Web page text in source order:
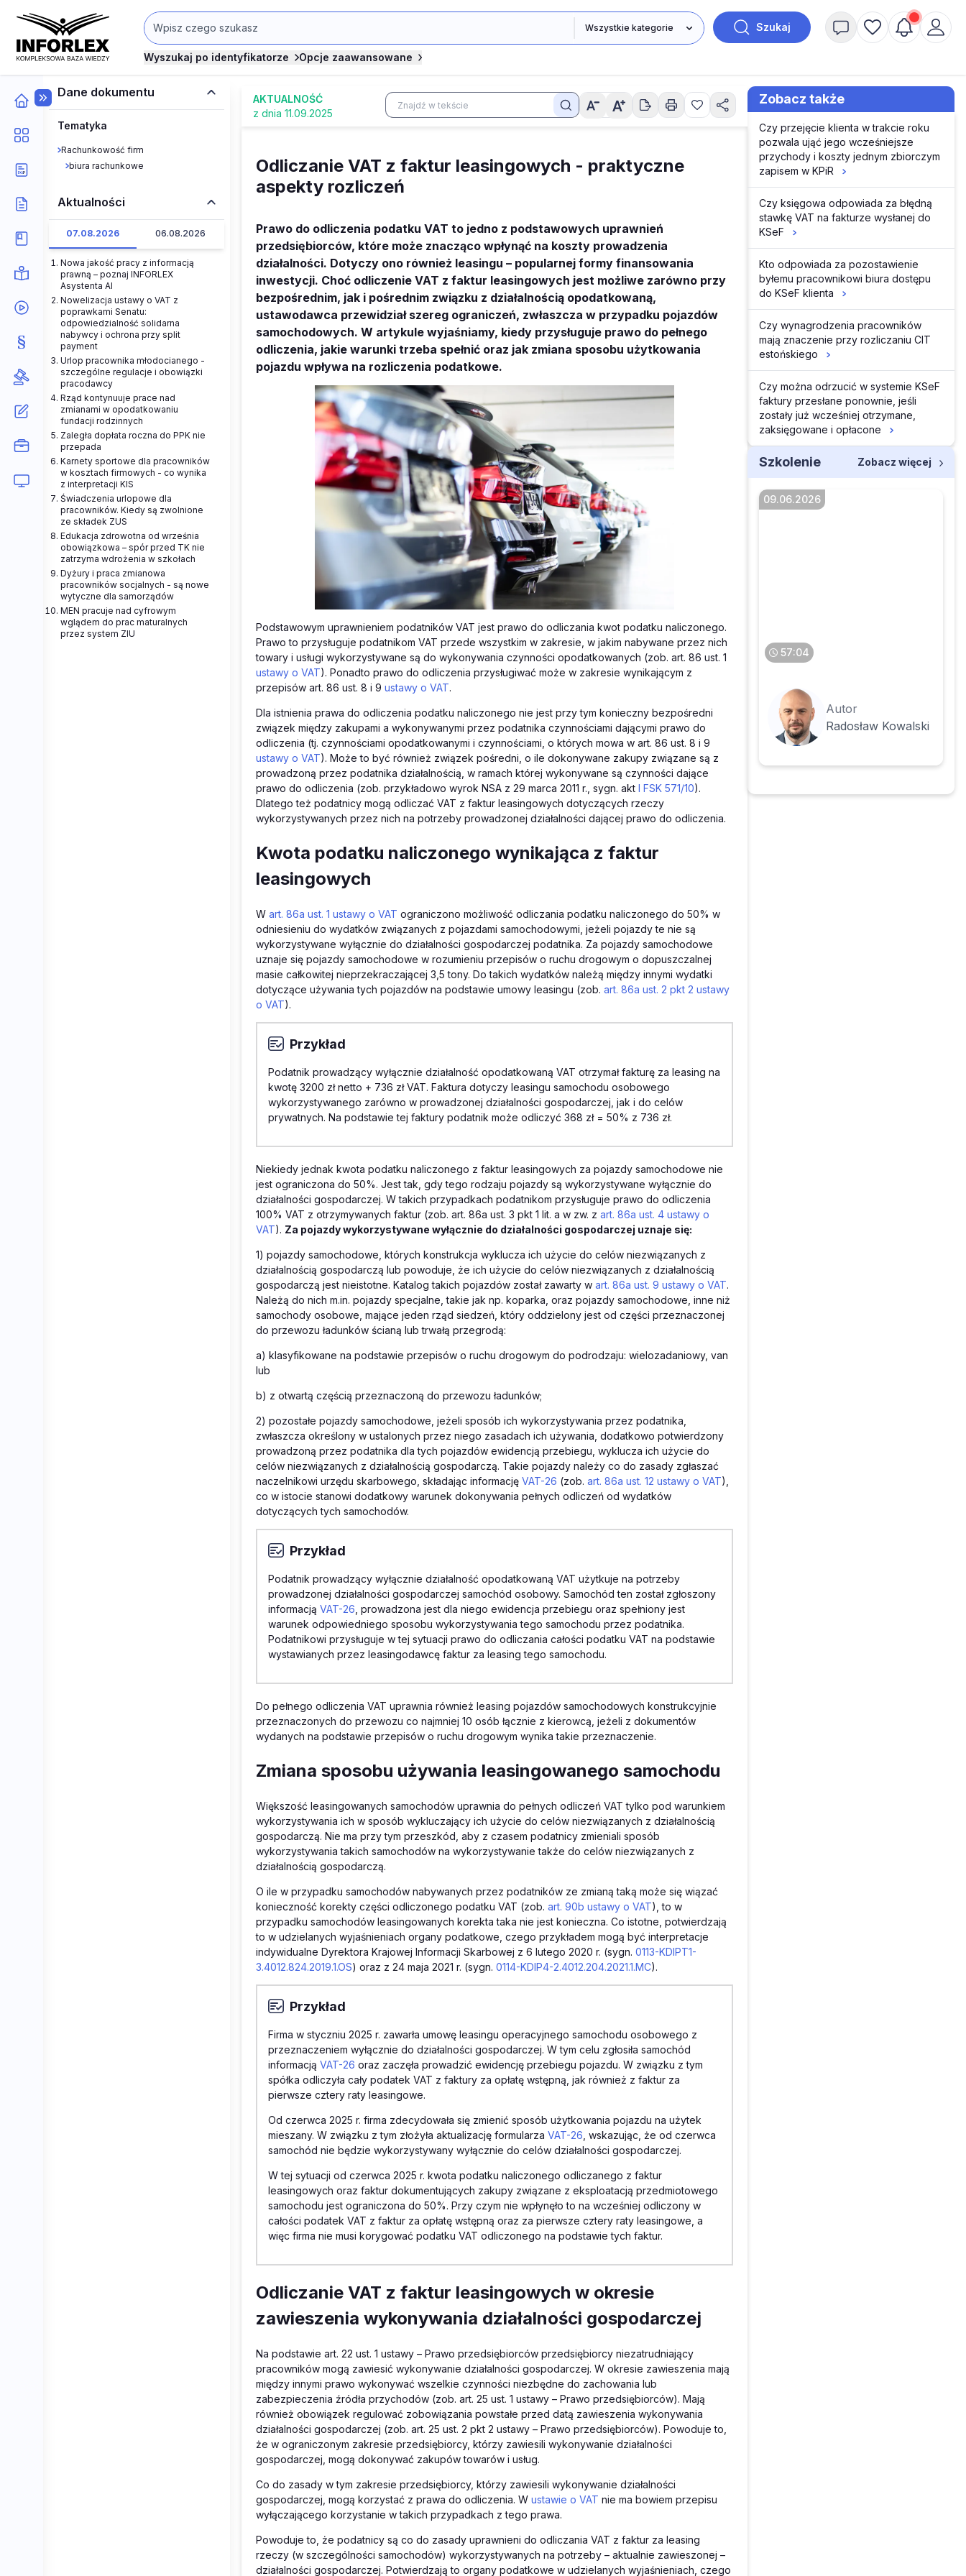
Szukaj
Wyszukaj po identyfikatorze Opcje zaawansowane
Dane dokumentu
Tematyka
Rachunkowość firm
biura rachunkowe
Aktualności
07.08.2026 06.08.2026
Nowa jakość pracy z informacją
prawną – poznaj INFORLEX
Asystenta AI
Nowelizacja ustawy o VAT z
poprawkami Senatu:
odpowiedzialność solidarna
nabywcy i ochrona przy split
payment
Urlop pracownika młodocianego -
szczególne regulacje i obowiązki
pracodawcy
Rząd kontynuuje prace nad
zmianami w opodatkowaniu
fundacji rodzinnych
Zaległa dopłata roczna do PPK nie
przepada
Karnety sportowe dla pracowników
w kosztach firmowych - co wynika
z interpretacji KIS
Świadczenia urlopowe dla
pracowników. Kiedy są zwolnione
ze składek ZUS
Edukacja zdrowotna od września
obowiązkowa – spór przed TK nie
zatrzyma wdrożenia w szkołach
Dyżury i praca zmianowa
pracowników socjalnych - są nowe
wytyczne dla samorządów
MEN pracuje nad cyfrowym
wglądem do prac maturalnych
przez system ZIU
AKTUALNOŚĆ
z dnia 11.09.2025
Odliczanie VAT z faktur leasingowych - praktyczne
aspekty rozliczeń
Prawo do odliczenia podatku VAT to jedno z podstawowych uprawnień
przedsiębiorców, które może znacząco wpłynąć na koszty prowadzenia
działalności. Dotyczy ono również leasingu – popularnej formy finansowania
inwestycji. Choć odliczenie VAT z faktur leasingowych jest możliwe zarówno przy
bezpośrednim, jak i pośrednim związku z działalnością opodatkowaną,
ustawodawca przewidział szereg ograniczeń, zwłaszcza w przypadku pojazdów
samochodowych. W artykule wyjaśniamy, kiedy przysługuje prawo do pełnego
odliczenia, jakie warunki trzeba spełnić oraz jak zmiana sposobu użytkowania
pojazdu wpływa na rozliczenia podatkowe.
Podstawowym uprawnieniem podatników VAT jest prawo do odliczania kwot podatku naliczonego.
Prawo to przysługuje podatnikom VAT przede wszystkim w zakresie, w jakim nabywane przez nich
towary i usługi wykorzystywane są do wykonywania czynności opodatkowanych (zob. art. 86 ust. 1
ustawy o VAT). Ponadto prawo do odliczenia przysługiwać może w zakresie wynikającym z
przepisów art. 86 ust. 8 i 9 ustawy o VAT.
Dla istnienia prawa do odliczenia podatku naliczonego nie jest przy tym konieczny bezpośredni
związek między zakupami a wykonywanymi przez podatnika czynnościami dającymi prawo do
odliczenia (tj. czynnościami opodatkowanymi i czynnościami, o których mowa w art. 86 ust. 8 i 9
ustawy o VAT). Może to być również związek pośredni, o ile dokonywane zakupy związane są z
prowadzoną przez podatnika działalnością, w ramach której wykonywane są czynności dające
prawo do odliczenia (zob. przykładowo wyrok NSA z 29 marca 2011 r., sygn. akt I FSK 571/10).
Dlatego też podatnicy mogą odliczać VAT z faktur leasingowych dotyczących rzeczy
wykorzystywanych przez nich na potrzeby prowadzonej działalności dającej prawo do odliczenia.
Kwota podatku naliczonego wynikająca z faktur
leasingowych
W art. 86a ust. 1 ustawy o VAT ograniczono możliwość odliczania podatku naliczonego do 50% w
odniesieniu do wydatków związanych z pojazdami samochodowymi, jeżeli pojazdy te nie są
wykorzystywane wyłącznie do działalności gospodarczej podatnika. Za pojazdy samochodowe
uznaje się pojazdy samochodowe w rozumieniu przepisów o ruchu drogowym o dopuszczalnej
masie całkowitej nieprzekraczającej 3,5 tony. Do takich wydatków należą między innymi wydatki
dotyczące używania tych pojazdów na podstawie umowy leasingu (zob. art. 86a ust. 2 pkt 2 ustawy
o VAT).
Przykład
Podatnik prowadzący wyłącznie działalność opodatkowaną VAT otrzymał fakturę za leasing na
kwotę 3200 zł netto + 736 zł VAT. Faktura dotyczy leasingu samochodu osobowego
wykorzystywanego zarówno w prowadzonej działalności gospodarczej, jak i do celów
prywatnych. Na podstawie tej faktury podatnik może odliczyć 368 zł = 50% z 736 zł.
Niekiedy jednak kwota podatku naliczonego z faktur leasingowych za pojazdy samochodowe nie
jest ograniczona do 50%. Jest tak, gdy tego rodzaju pojazdy są wykorzystywane wyłącznie do
działalności gospodarczej. W takich przypadkach podatnikom przysługuje prawo do odliczenia
100% VAT z otrzymywanych faktur (zob. art. 86a ust. 3 pkt 1 lit. a w zw. z art. 86a ust. 4 ustawy o
VAT). Za pojazdy wykorzystywane wyłącznie do działalności gospodarczej uznaje się:
1) pojazdy samochodowe, których konstrukcja wyklucza ich użycie do celów niezwiązanych z
działalnością gospodarczą lub powoduje, że ich użycie do celów niezwiązanych z działalnością
gospodarczą jest nieistotne. Katalog takich pojazdów został zawarty w art. 86a ust. 9 ustawy o VAT.
Należą do nich m.in. pojazdy specjalne, takie jak np. koparka , oraz pojazdy samochodowe, inne niż
samochody osobowe, mające jeden rząd siedzeń, który oddzielony jest od części przeznaczonej
do przewozu ładunków ścianą lub trwałą przegrodą:
a) klasyfikowane na podstawie przepisów o ruchu drogowym do podrodzaju: wielozadaniowy, van
lub
b) z otwartą częścią przeznaczoną do przewozu ładunków;
2) pozostałe pojazdy samochodowe, jeżeli sposób ich wykorzystywania przez podatnika,
zwłaszcza określony w ustalonych przez niego zasadach ich używania, dodatkowo potwierdzony
prowadzoną przez podatnika dla tych pojazdów ewidencją przebiegu, wyklucza ich użycie do
celów niezwiązanych z działalnością gospodarczą. Takie pojazdy należy co do zasady zgłaszać
naczelnikowi urzędu skarbowego, składając informację VAT-26 (zob. art. 86a ust. 12 ustawy o VAT),
co w istocie stanowi dodatkowy warunek dokonywania pełnych odliczeń od wydatków
dotyczących tych samochodów.
Przykład
Podatnik prowadzący wyłącznie działalność opodatkowaną VAT użytkuje na potrzeby
prowadzonej działalności gospodarczej samochód osobowy. Samochód ten został zgłoszony
informacją VAT-26 , prowadzona jest dla niego ewidencja przebiegu oraz spełniony jest
warunek odpowiedniego sposobu wykorzystywania tego samochodu przez podatnika.
Podatnikowi przysługuje w tej sytuacji prawo do odliczania całości podatku VAT na podstawie
wystawianych przez leasingodawcę faktur za leasing tego samochodu.
Do pełnego odliczenia VAT uprawnia również leasing pojazdów samochodowych konstrukcyjnie
przeznaczonych do przewozu co najmniej 10 osób łącznie z kierowcą, jeżeli z dokumentów
wydanych na podstawie przepisów o ruchu drogowym wynika takie przeznaczenie.
Zmiana sposobu używania leasingowanego samochodu
Większość leasingowanych samochodów uprawnia do pełnych odliczeń VAT tylko pod warunkiem
wykorzystywania ich w sposób wykluczający ich użycie do celów niezwiązanych z działalnością
gospodarczą. Nie ma przy tym przeszkód, aby z czasem podatnicy zmieniali sposób
wykorzystywania takich samochodów na wykorzystywanie także do celów niezwiązanych z
działalnością gospodarczą.
O ile w przypadku samochodów nabywanych przez podatników ze zmianą taką może się wiązać
konieczność korekty części odliczonego podatku VAT (zob. art. 90b ustawy o VAT), to w
przypadku samochodów leasingowanych korekta taka nie jest konieczna. Co istotne, potwierdzają
to w udzielanych wyjaśnieniach organy podatkowe, czego przykładem mogą być interpretacje
indywidualne Dyrektora Krajowej Informacji Skarbowej z 6 lutego 2020 r. (sygn. 0113-KDIPT1-
3.4012.824.2019.1.OS) oraz z 24 maja 2021 r. (sygn. 0114-KDIP4-2.4012.204.2021.1.MC).
Przykład
Firma w styczniu 2025 r. zawarła umowę leasingu operacyjnego samochodu osobowego z
przeznaczeniem wyłącznie do działalności gospodarczej. W tym celu zgłosiła samochód
informacją VAT-26 oraz zaczęła prowadzić ewidencję przebiegu pojazdu. W związku z tym
spółka odliczyła cały podatek VAT z faktury za opłatę wstępną, jak również z faktur za
pierwsze cztery raty leasingowe.
Od czerwca 2025 r. firma zdecydowała się zmienić sposób użytkowania pojazdu na użytek
mieszany. W związku z tym złożyła aktualizację formularza VAT-26 , wskazując, że od czerwca
samochód nie będzie wykorzystywany wyłącznie do celów działalności gospodarczej.
W tej sytuacji od czerwca 2025 r. kwota podatku naliczonego odliczanego z faktur
leasingowych oraz faktur dokumentujących zakupy związane z eksploatacją przedmiotowego
samochodu jest ograniczona do 50%. Przy czym nie wpłynęło to na wcześniej odliczony w
całości podatek VAT z faktur za opłatę wstępną oraz za pierwsze cztery raty leasingowe, a
więc firma nie musi korygować podatku VAT odliczonego na podstawie tych faktur.
Odliczanie VAT z faktur leasingowych w okresie
zawieszenia wykonywania działalności gospodarczej
Na podstawie art. 22 ust. 1 ustawy – Prawo przedsiębiorców przedsiębiorcy niezatrudniający
pracowników mogą zawiesić wykonywanie działalności gospodarczej. W okresie zawieszenia mają
między innymi prawo wykonywać wszelkie czynności niezbędne do zachowania lub
zabezpieczenia źródła przychodów (zob. art. 25 ust. 1 ustawy – Prawo przedsiębiorców). Mają
również obowiązek regulować zobowiązania powstałe przed datą zawieszenia wykonywania
działalności gospodarczej (zob. art. 25 ust. 2 pkt 2 ustawy – Prawo przedsiębiorców). Powoduje to,
że w ograniczonym zakresie przedsiębiorcy, którzy zawiesili wykonywanie działalności
gospodarczej, mogą dokonywać zakupów towarów i usług.
Co do zasady w tym zakresie przedsiębiorcy, którzy zawiesili wykonywanie działalności
gospodarczej, mogą korzystać z prawa do odliczenia. W ustawie o VAT nie ma bowiem przepisu
wyłączającego korzystanie w takich przypadkach z tego prawa.
Powoduje to, że podatnicy są co do zasady uprawnieni do odliczania VAT z faktur za leasing
rzeczy (w szczególności samochodów) wykorzystywanych na potrzeby – aktualnie zawieszonej –
działalności gospodarczej. Potwierdzają to organy podatkowe w udzielanych wyjaśnieniach, czego
Zobacz także
Czy przejęcie klienta w trakcie roku
pozwala ująć jego wcześniejsze
przychody i koszty jednym zbiorczym
zapisem w KPiR
Czy księgowa odpowiada za błędną
stawkę VAT na fakturze wysłanej do
KSeF
Kto odpowiada za pozostawienie
byłemu pracownikowi biura dostępu
do KSeF klienta
Czy wynagrodzenia pracowników
mają znaczenie przy rozliczaniu CIT
estońskiego
Czy można odrzucić w systemie KSeF
faktury przesłane ponownie, jeśli
zostały już wcześniej otrzymane,
zaksięgowane i opłacone
Szkolenie Zobacz więcej
09.06.2026
57:04
Autor
Radosław Kowalski